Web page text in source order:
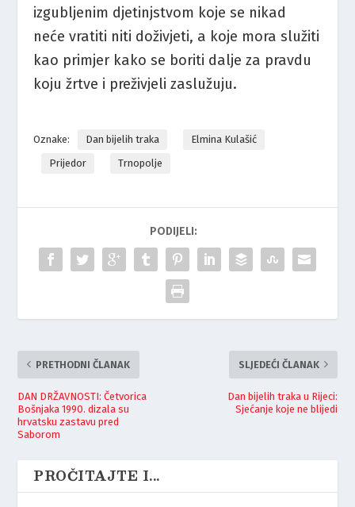
izgubljenim djetinjstvom koje se nikad
neće vratiti niti doživjeti, a koje mora služiti
kao primjer kako se boriti dalje za pravdu
koju žrtve i preživjeli zaslužuju.
Oznake: Dan bijelih traka
Elmina Kulašić
Prijedor
Trnopolje
PODIJELI:
PRETHODNI ČLANAK
DAN DRŽAVNOSTI: Četvorica
Bošnjaka 1990. dizala su
hrvatsku zastavu pred
Saborom
SLJEDEĆI ČLANAK
Dan bijelih traka u Rijeci:
Sjećanje koje ne blijedi
PROČITAJTE I...